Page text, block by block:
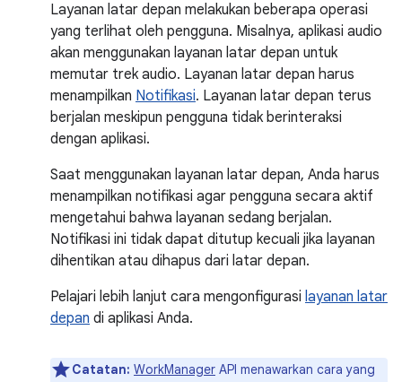
Layanan latar depan melakukan beberapa operasi
yang terlihat oleh pengguna. Misalnya, aplikasi audio
akan menggunakan layanan latar depan untuk
memutar trek audio. Layanan latar depan harus
menampilkan Notifikasi. Layanan latar depan terus
berjalan meskipun pengguna tidak berinteraksi
dengan aplikasi.
Saat menggunakan layanan latar depan, Anda harus
menampilkan notifikasi agar pengguna secara aktif
mengetahui bahwa layanan sedang berjalan.
Notifikasi ini tidak dapat ditutup kecuali jika layanan
dihentikan atau dihapus dari latar depan.
Pelajari lebih lanjut cara mengonfigurasi layanan latar
depan di aplikasi Anda.
Catatan: WorkManager API menawarkan cara yang